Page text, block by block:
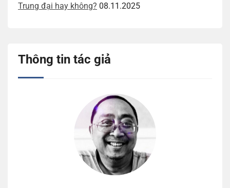
Trung đại hay không? 08.11.2025
Thông tin tác giả